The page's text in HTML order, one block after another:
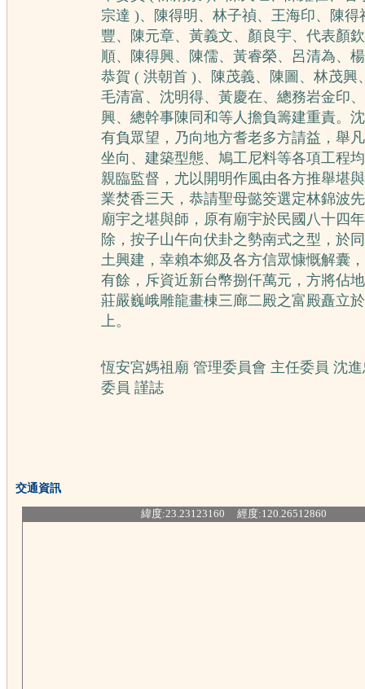
宗達 )、陳得明、林子禎、王海印、陳得
豐、陳元章、黃義文、顏良宇、代表顏
順、陳得興、陳儒、黃睿榮、呂清為、
恭賀 ( 洪朝首 )、陳茂義、陳圖、林茂興
毛清富、沈明得、黃慶在、總務岩金印
興、總幹事陳同和等人擔負籌建重責。
有負眾望，乃向地方耆老多方請益，舉
坐向、建築型態、鳩工尼料等各項工程
親臨監督，尤以開明作風由各方推舉堪
業焚香三天，恭請聖母懿筊選定林錦波
廟宇之堪與師，原有廟宇於民國八十四
除，按子山午向伏卦之勢南式之型，於
土興建，幸賴本鄉及各方信眾慷慨解囊
有餘，斥資近新台幣捌仟萬元，方將佔
莊嚴巍峨雕龍畫棟三廊二殿之富殿矗立
上。
恆安宮媽祖廟 管理委員會 主任委員 沈
委員 謹誌
交通資訊
緯度:23.23123160 經度:120.26512860